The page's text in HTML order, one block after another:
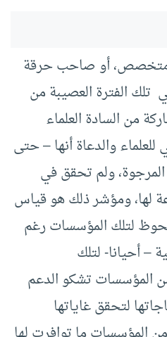
متخصص، أو صاحب حرقة
الفترة العصيبة من
من السادة العلماء
للعلماء والدعاة أنها – حتى
ولم تحقق في
لها، ومؤشر ذلك هو قياس
لتلك المؤسسات رغم
– أحيانا- لتلك
المؤسسات تشكو الدعم
لتحقق غاياتها